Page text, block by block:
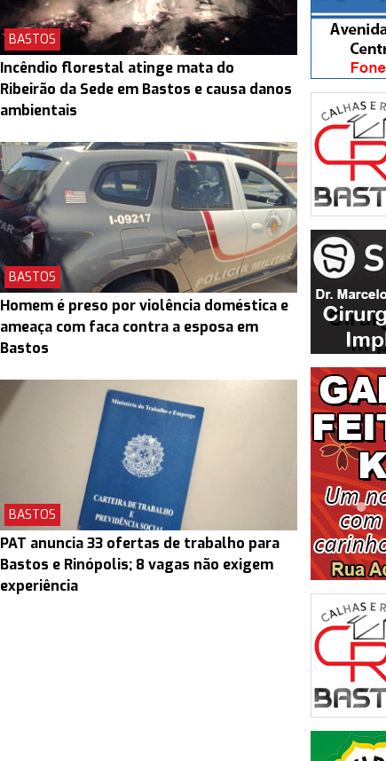
BASTOS
Incêndio florestal atinge mata do
Ribeirão da Sede em Bastos e causa danos
ambientais
BASTOS
Homem é preso por violência doméstica e
ameaça com faca contra a esposa em
Bastos
BASTOS
PAT anuncia 33 ofertas de trabalho para
Bastos e Rinópolis; 8 vagas não exigem
experiência